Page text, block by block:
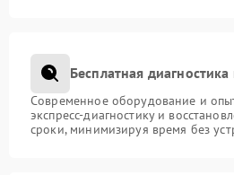
Бесплатная
Современное оборудование и
экспресс-диагностику и
сроки, минимизируя время без